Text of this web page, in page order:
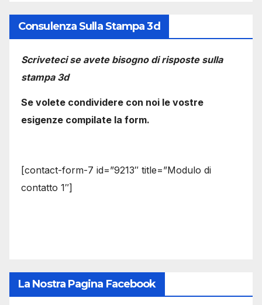
Consulenza Sulla Stampa 3d
Scriveteci se avete bisogno di risposte sulla
stampa 3d
Se volete condividere con noi le vostre
esigenze compilate la form.
[contact-form-7 id=”9213″ title=”Modulo di
contatto 1″]
La Nostra Pagina Facebook